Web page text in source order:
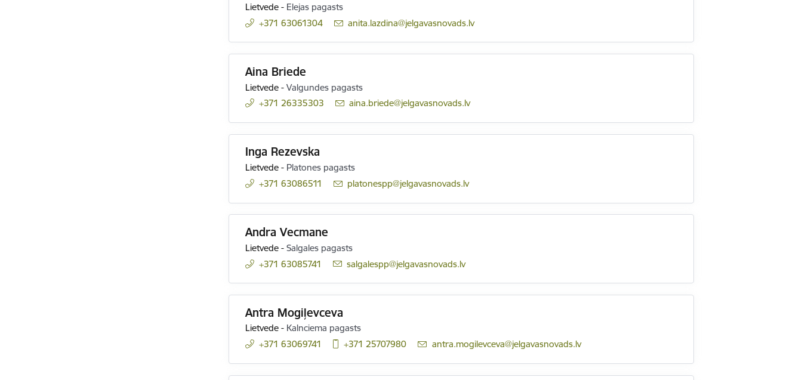
Lietvede - Elejas pagasts
+371 63061304
E-pasts:
anita.lazdina@jelgavasnovads.lv
Aina Briede
Lietvede - Valgundes pagasts
+371 26335303
E-pasts:
aina.briede@jelgavasnovads.lv
Inga Rezevska
Lietvede - Platones pagasts
+371 63086511
E-pasts:
platonespp@jelgavasnovads.lv
Andra Vecmane
Lietvede - Salgales pagasts
+371 63085741
E-pasts:
salgalespp@jelgavasnovads.lv
Antra Mogiļevceva
Lietvede - Kalnciema pagasts
+371 63069741
+371 25707980 E-pasts:
antra.mogilevceva@jelgavasnovads.lv